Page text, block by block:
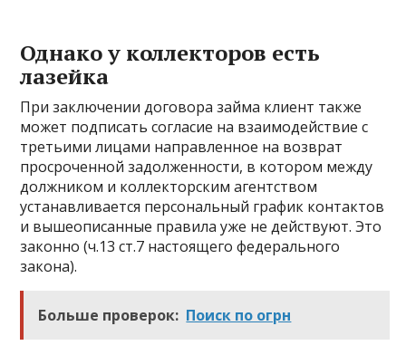
Однако у коллекторов есть
лазейка
При заключении договора займа клиент также
может подписать согласие на взаимодействие с
третьими лицами направленное на возврат
просроченной задолженности, в котором между
должником и коллекторским агентством
устанавливается персональный график контактов
и вышеописанные правила уже не действуют. Это
законно (ч.13 ст.7 настоящего федерального
закона).
Больше проверок: Поиск по огрн